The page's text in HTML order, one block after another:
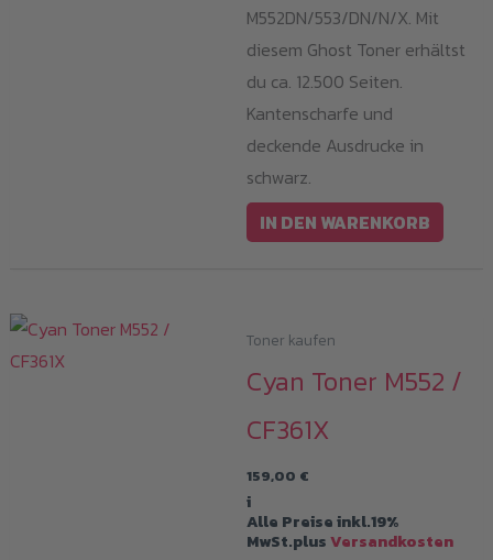
M552DN/553/DN/N/X. Mit
diesem Ghost Toner erhältst
du ca. 12.500 Seiten.
Kantenscharfe und
deckende Ausdrucke in
schwarz.
IN DEN WARENKORB
Toner kaufen
Cyan Toner M552 /
CF361X
159,00 €
i
Alle Preise inkl.19%
MwSt.plusVersandkosten